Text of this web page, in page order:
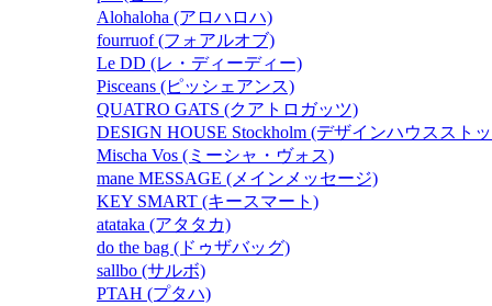
Alohaloha (アロハロハ)
fourruof (フォアルオブ)
Le DD (レ・ディーディー)
Pisceans (ピッシェアンス)
QUATRO GATS (クアトロガッツ)
DESIGN HOUSE Stockholm (デザインハウススト
Mischa Vos (ミーシャ・ヴォス)
mane MESSAGE (メインメッセージ)
KEY SMART (キースマート)
atataka (アタタカ)
do the bag (ドゥザバッグ)
sallbo (サルボ)
PTAH (プタハ)